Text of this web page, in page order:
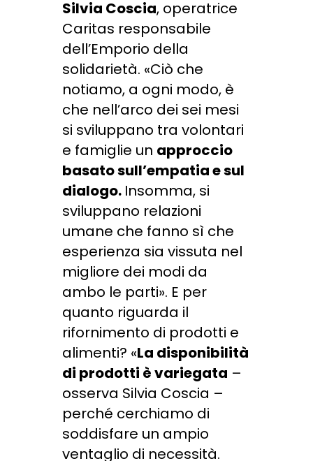
Silvia Coscia, operatrice
Caritas responsabile
dell’Emporio della
solidarietà. «Ciò che
notiamo, a ogni modo, è
che nell’arco dei sei mesi
si sviluppano tra volontari
e famiglie un approccio
basato sull’empatia e sul
dialogo. Insomma, si
sviluppano relazioni
umane che fanno sì che
esperienza sia vissuta nel
migliore dei modi da
ambo le parti». E per
quanto riguarda il
rifornimento di prodotti e
alimenti? «La disponibilità
di prodotti è variegata –
osserva Silvia Coscia –
perché cerchiamo di
soddisfare un ampio
ventaglio di necessità.